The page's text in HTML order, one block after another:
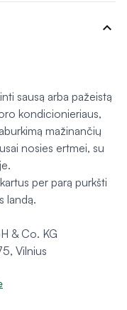
expand_more
sausą arba pažeistą
kondicionieriaus,
mažinančių
nosies ertmei, su
per parą purkšti
landą.
& Co. KG
Vilnius